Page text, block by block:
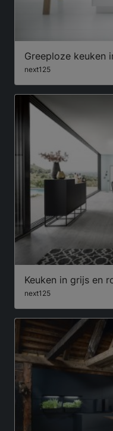
Greeploze keuken
next125
Keuken in grijs en
next125